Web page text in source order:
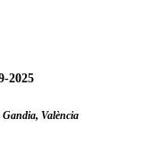
2025
Gandia, València